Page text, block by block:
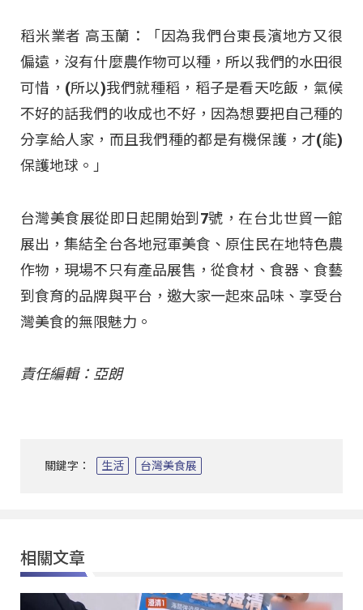
稻米業者 高玉蘭：「因為我們台東長濱地方又很
偏遠，沒有什麼農作物可以種，所以我們的水田很
可惜，(所以)我們就種稻，稻子是看天吃飯，氣候
不好的話我們的收成也不好，因為想要把自己種的
分享給人家，而且我們種的都是有機保護，才(能)
保護地球。」
台灣美食展從即日起開始到7號，在台北世貿一館
展出，集結全台各地冠軍美食、原住民在地特色農
作物，現場不只有產品展售，從食材、食器、食藝
到食育的品牌與平台，邀大家一起來品味、享受台
灣美食的無限魅力。
責任編輯：亞朗
關鍵字： 生活 台灣美食展
相關文章